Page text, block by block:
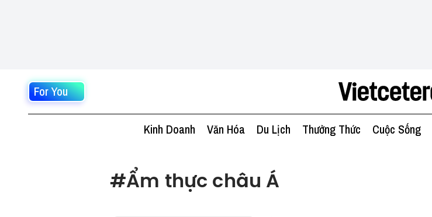
For You
Kinh Doanh Văn Hóa Du Lịch Thưởng Thức Cuộc Sống
#Ẩm thực châu Á